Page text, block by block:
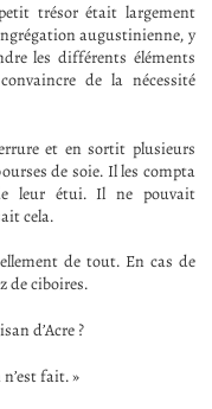
trésor était largement
augustinienne, y
les différents éléments
de la nécessité
et en sortit plusieurs
de soie. Il les compta
leur étui. Il ne pouvait
cela.
de tout. En cas de
de ciboires.
d’Acre ?
fait. »